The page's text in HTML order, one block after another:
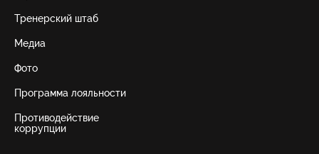
Тренерский штаб
Медиа
Фото
Программа лояльности
Противодействие
коррупции